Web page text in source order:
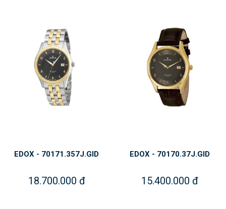
EDOX - 70171.357J.GID
18.700.000 đ
EDOX - 70170.37J.GID
15.400.000 đ